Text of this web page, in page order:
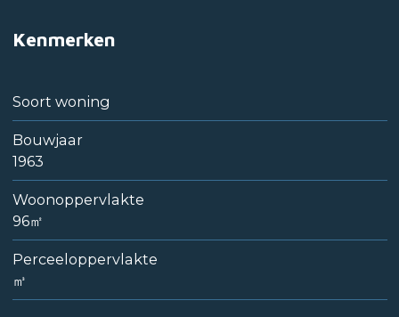
Kenmerken
Soort woning
Bouwjaar
1963
Woonoppervlakte
96㎡
Perceeloppervlakte
㎥